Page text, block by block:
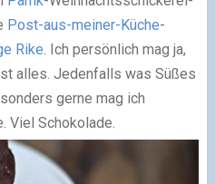
Post-aus-meiner-Küche-
Rike. Ich persönlich mag ja,
alles. Jedenfalls was Süßes
gerne mag ich
Viel Schokolade.